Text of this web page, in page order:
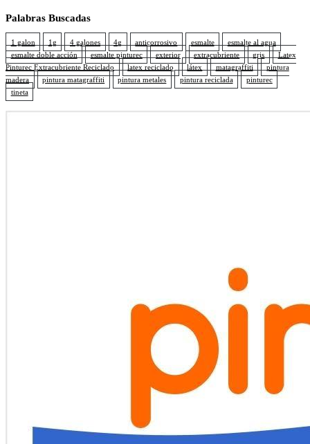
Palabras Buscadas
1 galon 1g 4 galones 4g anticorrosivo esmalte
esmalte al agua
esmalte doble acción
esmalte pinturec exterior extracubriente gris
Latex
Pinturec Extracubriente Reciclado
latex reciclado látex matagraffiti
pintura
madera
pintura matagraffiti pintura metales pintura reciclada
pinturec
tineta